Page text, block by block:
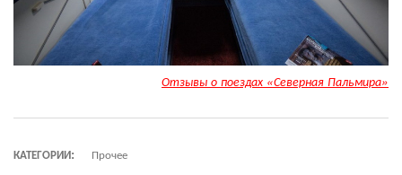
Отзывы о поездах «Северная Пальмира»
КАТЕГОРИИ:
Прочее